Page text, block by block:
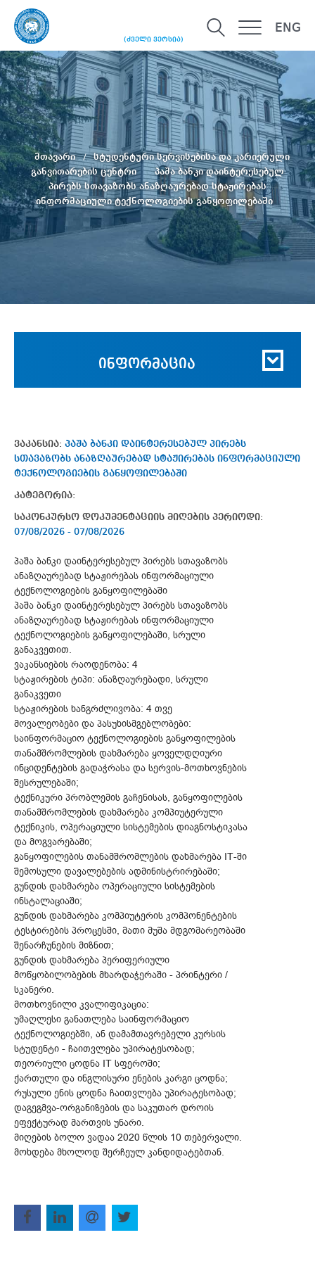
(ძველი ვერსია)
ENG
მთავარი
სტუდენტური სერვისებისა და კარიერული
განვითარების ცენტრი
პ​აშა ბანკი დაინტერესებულ
პირებს სთავაზობს ანაზღაურებად სტაჟირებას
ინფორმაციული ტექნოლოგიების განყოფილებაში
ინფორმაცია
ვაკანსია: პ​აშა ბანკი დაინტერესებულ პირებს
სთავაზობს ანაზღაურებად სტაჟირებას ინფორმაციული
ტექნოლოგიების განყოფილებაში
კატეგორია:
საკონკურსო დოკუმენტაციის მიღების პერიოდი:
07/08/2026 - 07/08/2026
პ​აშა ბანკი დაინტერესებულ პირებს სთავაზობს
ანაზღაურებად სტაჟირებას ინფორმაციული
ტექნოლოგიების განყოფილებაში
პ​აშა ბანკი დაინტერესებულ პირებს სთავაზობს
ანაზღაურებად სტაჟირებას ინფორმაციული
ტექნოლოგიების განყოფილებაში, სრული
განაკვეთით.
ვაკანსიების რაოდენობა: 4
სტაჟირების ტიპი: ანაზღაურებადი, სრული
განაკვეთი
სტაჟირების ხანგრძლივობა: 4 თვე
მოვალეობები და პასუხისმგებლობები:
საინფორმაციო ტექნოლოგიების განყოფილების
თანამშრომლების დახმარება ყოველდღიური
ინციდენტების გადაჭრასა და სერვის-მოთხოვნების
შესრულებაში;
ტექნიკური პრობლემის გაჩენისას, განყოფილების
თანამშრომლების დახმარება კომპიუტერული
ტექნიკის, ოპერაციული სისტემების დიაგნოსტიკასა
და მოგვარებაში;
განყოფილების თანამშრომლების დახმარება IT-ში
შემოსული დავალებების ადმინისტრირებაში;
გუნდის დახმარება ოპერაციული სისტემების
ინსტალაციაში;
გუნდის დახმარება კომპიუტერის კომპონენტების
ტესტირების პროცესში, მათი მუშა მდგომარეობაში
შენარჩუნების მიზნით;
გუნდის დახმარება პერიფერიული
მოწყობილობების მხარდაჭერაში - პრინტერი /
სკანერი.
მოთხოვნილი კვალიფიკაცია:
უმაღლესი განათლება საინფორმაციო
ტექნოლოგიებში, ან დამამთავრებელი კურსის
სტუდენტი - ჩაითვლება უპირატესობად;
თეორიული ცოდნა IT სფეროში;
ქართული და ინგლისური ენების კარგი ცოდნა;
რუსული ენის ცოდნა ჩაითვლება უპირატესობად;
დაგეგმვა-ორგანიზების და საკუთარ დროის
ეფექტურად მართვის უნარი.
მიღების ბოლო ვადაა 2020 წლის 10 თებერვალი.
მოხდება მხოლოდ შერჩეულ კანდიდატებთან.